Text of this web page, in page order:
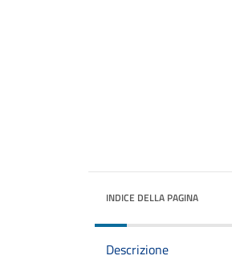
INDICE DELLA PAGINA
Descrizione